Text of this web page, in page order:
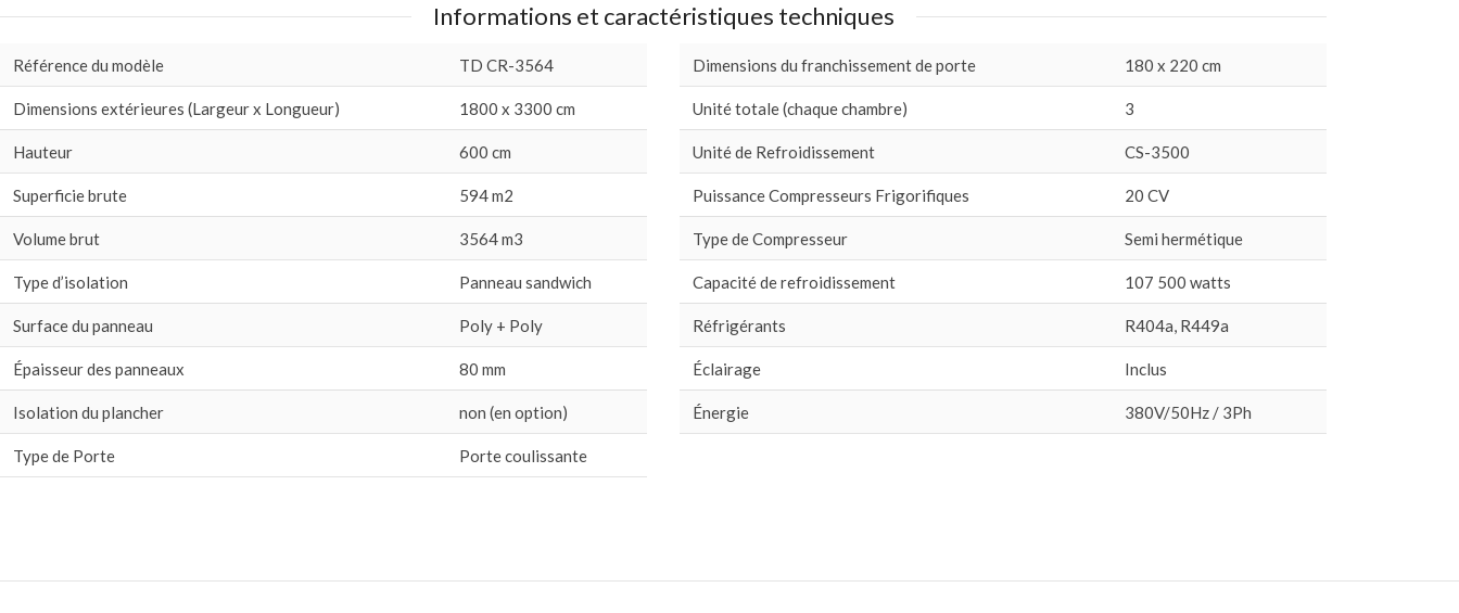
Informations et caractéristiques techniques
Référence du modèle TD CR-3564
Dimensions extérieures (Largeur x Longueur) 1800 x 3300 cm
Hauteur 600 cm
Superficie brute 594 m2
Volume brut 3564 m3
Type d’isolation Panneau sandwich
Surface du panneau Poly + Poly
Épaisseur des panneaux 80 mm
Isolation du plancher non (en option)
Type de Porte Porte coulissante
Dimensions du franchissement de porte 180 x 220 cm
Unité totale (chaque chambre) 3
Unité de Refroidissement CS-3500
Puissance Compresseurs Frigorifiques 20 CV
Type de Compresseur Semi hermétique
Capacité de refroidissement 107 500 watts
Réfrigérants R404a, R449a
Éclairage Inclus
Énergie 380V/50Hz / 3Ph